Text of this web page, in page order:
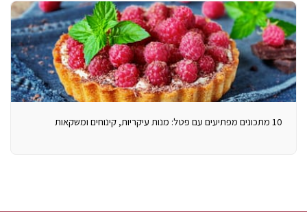
10 מתכונים מפתיעים עם פטל: מנות עיקריות, קינוחים ומשקאות